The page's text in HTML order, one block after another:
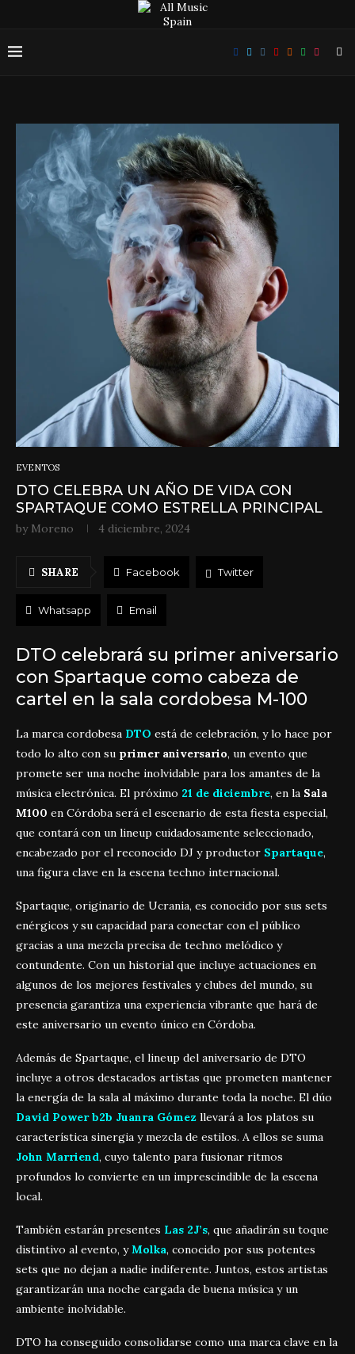
EVENTOS
DTO CELEBRA UN AÑO DE VIDA CON
SPARTAQUE COMO ESTRELLA PRINCIPAL
by Moreno 4 diciembre, 2024
SHARE Facebook Twitter
Whatsapp Email
DTO celebrará su primer aniversario
con Spartaque como cabeza de
cartel en la sala cordobesa M-100
La marca cordobesa DTO está de celebración, y lo hace por
todo lo alto con su primer aniversario, un evento que
promete ser una noche inolvidable para los amantes de la
música electrónica. El próximo 21 de diciembre, en la Sala
M100 en Córdoba será el escenario de esta fiesta especial,
que contará con un lineup cuidadosamente seleccionado,
encabezado por el reconocido DJ y productor Spartaque,
una figura clave en la escena techno internacional.
Spartaque, originario de Ucrania, es conocido por sus sets
enérgicos y su capacidad para conectar con el público
gracias a una mezcla precisa de techno melódico y
contundente. Con un historial que incluye actuaciones en
algunos de los mejores festivales y clubes del mundo, su
presencia garantiza una experiencia vibrante que hará de
este aniversario un evento único en Córdoba.
Además de Spartaque, el lineup del aniversario de DTO
incluye a otros destacados artistas que prometen mantener
la energía de la sala al máximo durante toda la noche. El dúo
David Power b2b Juanra Gómez llevará a los platos su
característica sinergia y mezcla de estilos. A ellos se suma
John Marriend, cuyo talento para fusionar ritmos
profundos lo convierte en un imprescindible de la escena
local.
También estarán presentes Las 2J’s, que añadirán su toque
distintivo al evento, yMolka, conocido por sus potentes
sets que no dejan a nadie indiferente. Juntos, estos artistas
garantizarán una noche cargada de buena música y un
ambiente inolvidable.
DTO ha conseguido consolidarse como una marca clave en la